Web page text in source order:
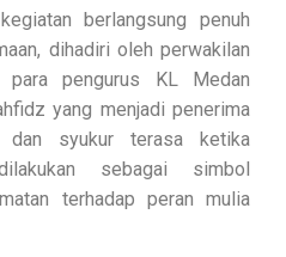
berlangsung penuh
dihadiri oleh perwakilan
para pengurus KL Medan
yang menjadi penerima
dan syukur terasa ketika
sebagai simbol
terhadap peran mulia